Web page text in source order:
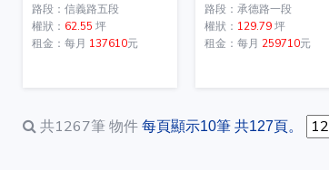
路段：信義路五段
權狀： 62.55 坪
租金：每月 137610元
路段：承德路一段
權狀： 129.79坪
租金：每月 259710元
共1267筆 物件 每頁顯示10筆 共127頁。